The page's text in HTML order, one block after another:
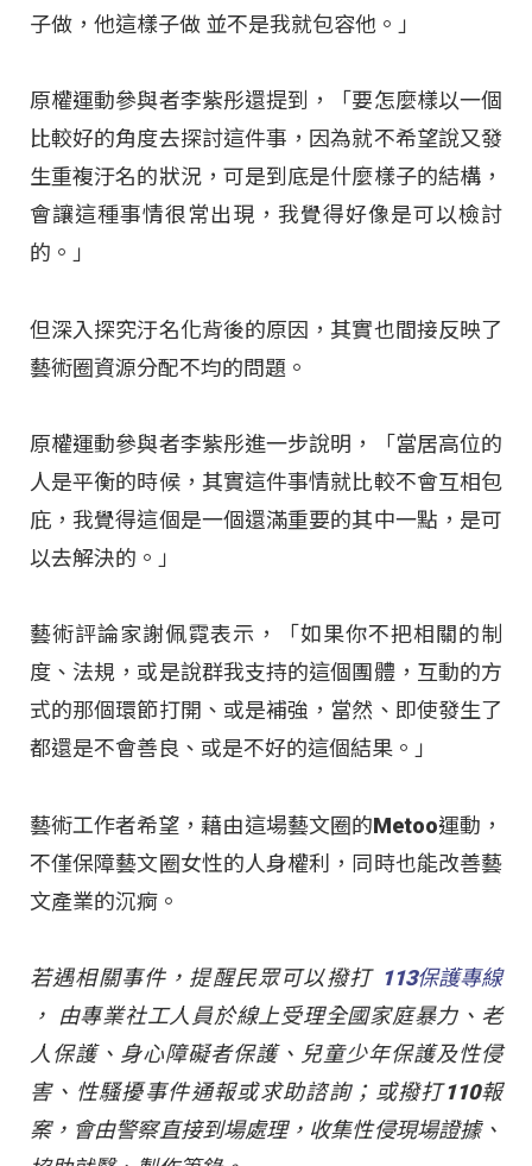
子做，他這樣子做 並不是我就包容他。」
原權運動參與者李紫彤還提到，「要怎麼樣以一個
比較好的角度去探討這件事，因為就不希望說又發
生重複汙名的狀況，可是到底是什麼樣子的結構，
會讓這種事情很常出現，我覺得好像是可以檢討
的。」
但深入探究汙名化背後的原因，其實也間接反映了
藝術圈資源分配不均的問題。
原權運動參與者李紫彤進一步說明，「當居高位的
人是平衡的時候，其實這件事情就比較不會互相包
庇，我覺得這個是一個還滿重要的其中一點，是可
以去解決的。」
藝術評論家謝佩霓表示，「如果你不把相關的制
度、法規，或是說群我支持的這個團體，互動的方
式的那個環節打開、或是補強，當然、即使發生了
都還是不會善良、或是不好的這個結果。」
藝術工作者希望，藉由這場藝文圈的Metoo運動，
不僅保障藝文圈女性的人身權利，同時也能改善藝
文產業的沉痾。
若遇相關事件，提醒民眾可以撥打 113保護專線
， 由專業社工人員於線上受理全國家庭暴力、老
人保護、身心障礙者保護、兒童少年保護及性侵
害、性騷擾事件通報或求助諮詢；或撥打110報
案，會由警察直接到場處理，收集性侵現場證據、